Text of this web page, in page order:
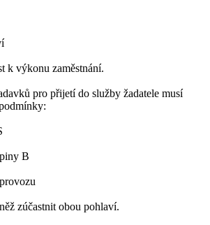
k výkonu zaměstnání.
pro přijetí do služby žadatele musí
B
zúčastnit obou pohlaví.